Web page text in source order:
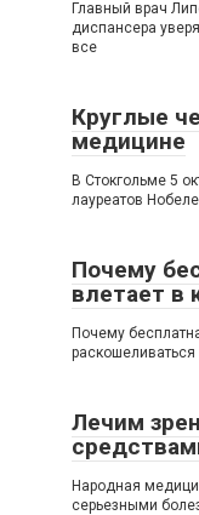
Главный врач
диспансера
все
Круглые
медицине
В Стокгольме 5
лауреатов
Почему
влетает в
Почему
Лечим
Народная
серьезными